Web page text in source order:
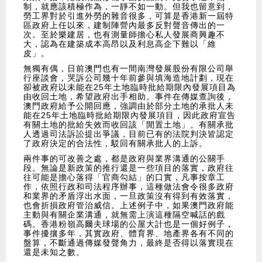
制，就應該積極作為，一靜不如一動。但我也留意到，
勞工界對於引進外勞的雜音很多，可算是香港新一屆特
區政府上任以來，建制陣營內最多反對聲音傳出的一
次。至於樂建居，也有測量師擔心私人發展商興趣不
大，認為在建築成本高昂以及利息高企下難以「維
皮」。
無獨有偶，日前澳門也有一間南灣發展股份有限公司舉
行座談會，哭訴公司幾十年前參與填海造地計劃，現在
卻被政府以未能在25年土地臨時批給期限內發展項目為
由收回土地，希望政府出手相助。事件在傳媒查詢後，
澳門政府給予公開回應，強調由於部分土地的承批人未
能在25年土地臨時批給期限內發展項目，因此政府宣告
有關土地的批給失效而收回該「閒置土地」。有關承批
人透過司法訴訟提出爭議，目前已有的法院判決皆認定
了政府決定的合法性，駁回有關承批人的上訴。
兩件事的可改善之處，都是政府與業界溝通的公關手
段。無論是新政策的推行還是一些項目的落實，政府往
往可能是擔心落得「官商勾結」的口實，凡事按章工
作，依照行政和司法程序辦事，這種做法會令很多政府
和業界的矛盾浮出水面，一旦政策沒有得到有效落實，
也會折損政府管治威信。上述例子中，如果澳門政府能
主動與有關企業溝通，就無需上演這種隔空喊話的戲
碼。香港粉嶺高爾夫球場的公屋大計也是一個好例子，
事件擾攘多年，其實政府、體育界、地產界各有不同的
盤算，不斷通過傳媒發聲角力，最終是否得以落實現在
還是未知之數。